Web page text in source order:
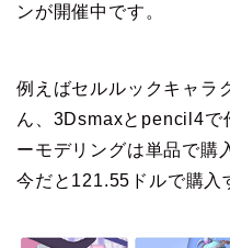
ンが開催中です。
例えばセルルックキャラ
ん、3Dsmaxとpencil4で
ーモデリングは単品で購
今だと121.55ドルで購入